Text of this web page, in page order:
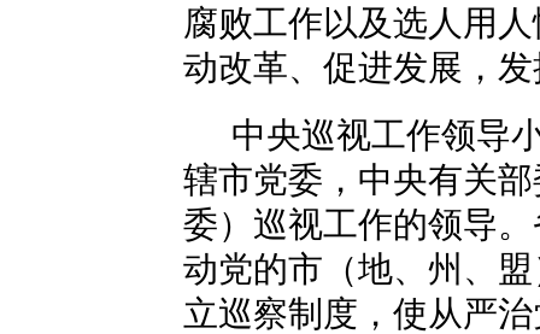
腐败工作以及选人用
动改革、促进发展，
中央巡视工作领导
辖市党委，中央有关
委）巡视工作的领导
动党的市（地、州、
立巡察制度，使从严